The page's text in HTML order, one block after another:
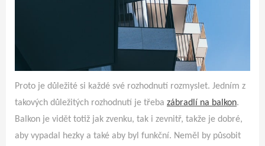
Proto je důležité si každé své rozhodnutí rozmyslet. Jedním z
takových důležitých rozhodnutí je třeba zábradlí na balkon.
Balkon je vidět totiž jak zvenku, tak i zevnitř, takže je dobré,
aby vypadal hezky a také aby byl funkční. Neměl by působit